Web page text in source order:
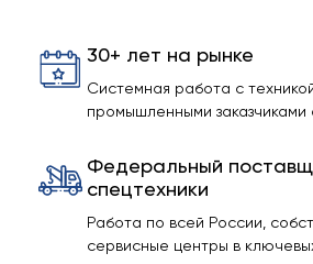
30+ лет на рынке
Системная работа с
промышленными заказчиками
Федеральный
спецтехники
Работа по всей России,
сервисные центры в